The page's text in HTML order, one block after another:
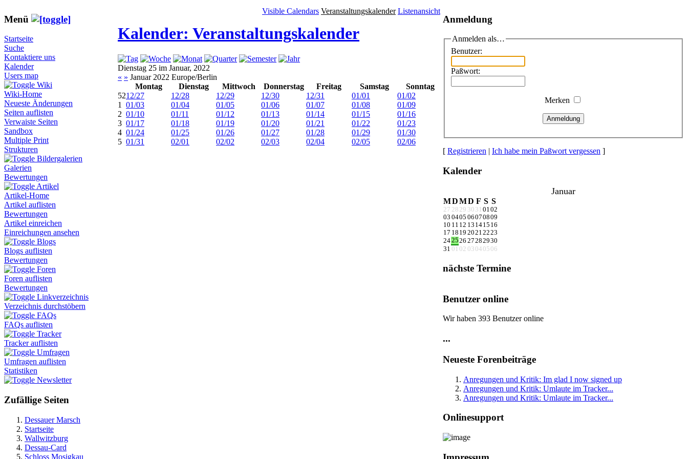
Menü
Startseite
Suche
Kontaktiere uns
Kalender
Users map
Wiki
Wiki-Home
Neueste Änderungen
Seiten auflisten
Verwaiste Seiten
Sandbox
Multiple Print
Strukturen
Bildergalerien
Galerien
Bewertungen
Artikel
Artikel-Home
Artikel auflisten
Bewertungen
Artikel einreichen
Einreichungen ansehen
Blogs
Blogs auflisten
Bewertungen
Foren
Foren auflisten
Bewertungen
Linkverzeichnis
Verzeichnis durchstöbern
FAQs
FAQs auflisten
Tracker
Tracker auflisten
Umfragen
Umfragen auflisten
Statistiken
Newsletter
Zufällige Seiten
Dessauer Marsch
Startseite
Wallwitzburg
Dessau-Card
Schloss Mosigkau
Visible Calendars Veranstaltungskalender Listenansicht
Kalender: Veranstaltungskalender
Dienstag 25 im Januar, 2022
« » Januar 2022 Europe/Berlin
Montag
Dienstag Mittwoch Donnerstag Freitag Samstag
Sonntag
5212/27 12/28 12/29 12/30 12/31 01/01
01/02
1
01/03 01/04 01/05 01/06 01/07 01/08
01/09
2 01/10 01/11 01/12 01/13 01/14 01/15
01/16
3 01/17 01/18 01/19 01/20 01/21 01/22
01/23
4 01/24 01/25 01/26 01/27 01/28 01/29
01/30
5 01/31 02/01 02/02 02/03 02/04 02/05 02/06
Anmeldung
Anmelden als…
Benutzer:
Paßwort:
Merken
Anmeldung
[ Registrieren | Ich habe mein Paßwort vergessen ]
Kalender
Januar
MDMD F S S
27 28 29 30 31 0102
03 0405 06070809
10 11 12 13 1415 16
17 18 19 20212223
242526 27282930
31 01 02 03 04 05 06
nächste Termine
Benutzer online
Wir haben 393 Benutzer online
...
Neueste Forenbeiträge
Anregungen und Kritik: Im glad I now signed up
Anregungen und Kritik: Umlaute im Tracker...
Anregungen und Kritik: Umlaute im Tracker...
Onlinesupport